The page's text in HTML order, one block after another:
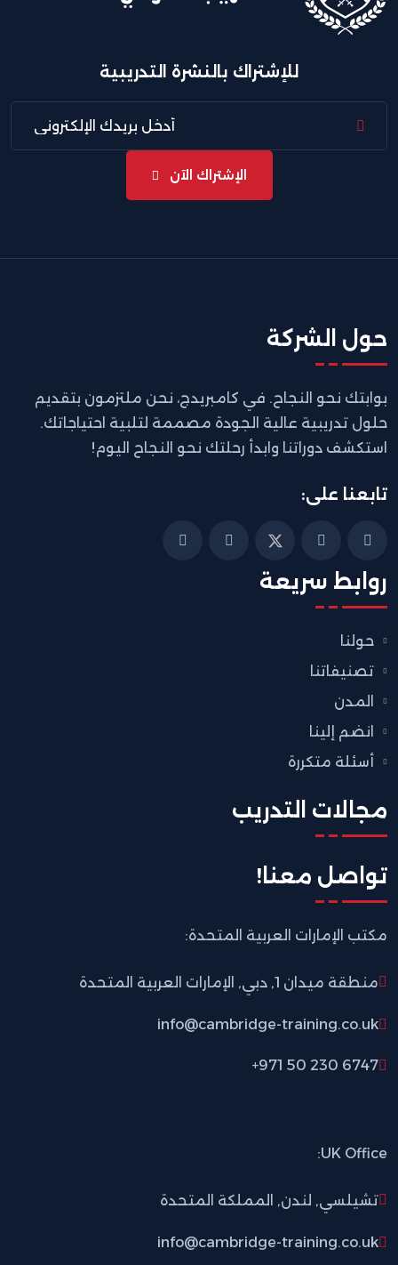
للإشتراك بالنشرة التدريبية
الإشتراك الآن
حول الشركة
بوابتك نحو النجاح. في كامبريدج، نحن ملتزمون بتقديم
حلول تدريبية عالية الجودة مصممة لتلبية احتياجاتك.
استكشف دوراتنا وابدأ رحلتك نحو النجاح اليوم!
تابعنا على:
روابط سريعة
حولنا
تصنيفاتنا
المدن
انضم إلينا
أسئلة متكررة
مجالات التدريب
تواصل معنا!
مكتب الإمارات العربية المتحدة:
منطقة ميدان 1, دبي, الإمارات العربية المتحدة
info@cambridge-training.co.uk
+971 50 230 6747
UK Office:
تشيلسي, لندن, المملكة المتحدة
info@cambridge-training.co.uk